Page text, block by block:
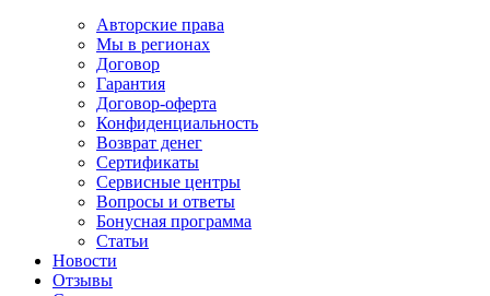
Авторские права
Мы в регионах
Договор
Гарантия
Договор-оферта
Конфиденциальность
Возврат денег
Сертификаты
Сервисные центры
Вопросы и ответы
Бонусная программа
Статьи
Новости
Отзывы